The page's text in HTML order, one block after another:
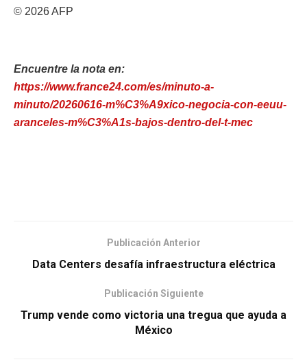
© 2026 AFP
Encuentre la nota en:
https://www.france24.com/es/minuto-a-
minuto/20260616-m%C3%A9xico-negocia-con-eeuu-
aranceles-m%C3%A1s-bajos-dentro-del-t-mec
Publicación Anterior
Data Centers desafía infraestructura eléctrica
Publicación Siguiente
Trump vende como victoria una tregua que ayuda a
México